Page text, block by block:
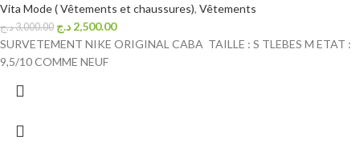
Vita Mode ( Vêtements et chaussures), Vêtements
3,000.00د.ج 2,500.00 د.ج
SURVETEMENT NIKE ORIGINAL CABA TAILLE : S TLEBES M ETAT :
9,5/10 COMME NEUF